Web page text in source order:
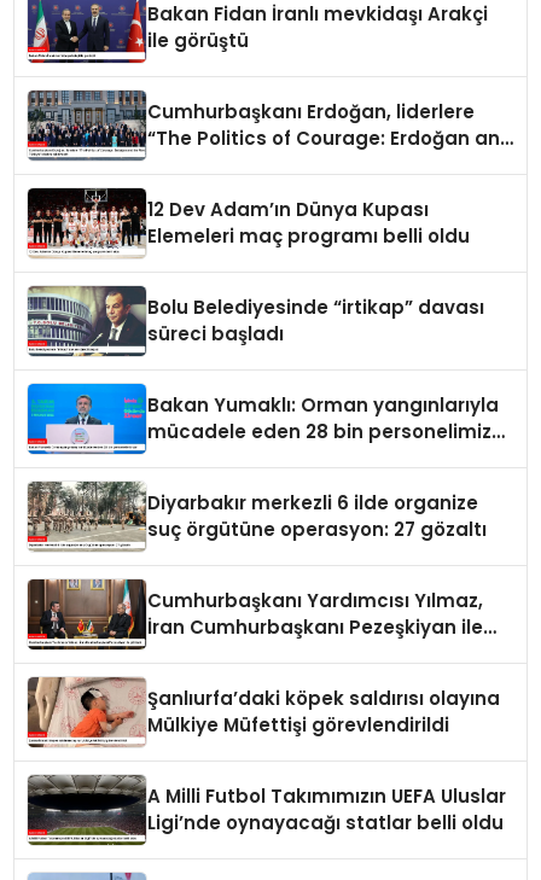
Bakan Fidan İranlı mevkidaşı Arakçi
ile görüştü
Cumhurbaşkanı Erdoğan, liderlere
“The Politics of Courage: Erdoğan and
12 Dev Adam’ın Dünya Kupası
Elemeleri maç programı belli oldu
Bolu Belediyesinde “irtikap” davası
süreci başladı
Bakan Yumaklı: Orman yangınlarıyla
mücadele eden 28 bin personelimiz
Diyarbakır merkezli 6 ilde organize
suç örgütüne operasyon: 27 gözaltı
Cumhurbaşkanı Yardımcısı Yılmaz,
İran Cumhurbaşkanı Pezeşkiyan ile
Şanlıurfa’daki köpek saldırısı olayına
Mülkiye Müfettişi görevlendirildi
A Milli Futbol Takımımızın UEFA Uluslar
Ligi’nde oynayacağı statlar belli oldu